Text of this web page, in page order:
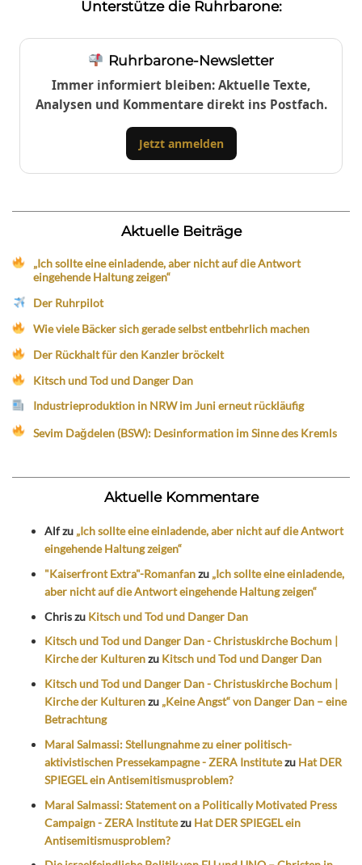
Unterstütze die Ruhrbarone:
Ruhrbarone-Newsletter
Immer informiert bleiben: Aktuelle Texte,
Analysen und Kommentare direkt ins Postfach.
Jetzt anmelden
Aktuelle Beiträge
„Ich sollte eine einladende, aber nicht auf die Antwort
eingehende Haltung zeigen“
Der Ruhrpilot
Wie viele Bäcker sich gerade selbst entbehrlich machen
Der Rückhalt für den Kanzler bröckelt
Kitsch und Tod und Danger Dan
Industrieproduktion in NRW im Juni erneut rückläufig
Sevim Dağdelen (BSW): Desinformation im Sinne des Kremls
Aktuelle Kommentare
Alfzu „Ich sollte eine einladende, aber nicht auf die Antwort
eingehende Haltung zeigen“
"Kaiserfront Extra"-Romanfanzu „Ich sollte eine einladende,
aber nicht auf die Antwort eingehende Haltung zeigen“
Chriszu Kitsch und Tod und Danger Dan
Kitsch und Tod und Danger Dan - Christuskirche Bochum |
Kirche der Kulturenzu Kitsch und Tod und Danger Dan
Kitsch und Tod und Danger Dan - Christuskirche Bochum |
Kirche der Kulturenzu „Keine Angst“ von Danger Dan – eine
Betrachtung
Maral Salmassi: Stellungnahme zu einer politisch-
aktivistischen Pressekampagne - ZERA Institutezu Hat DER
SPIEGEL ein Antisemitismusproblem?
Maral Salmassi: Statement on a Politically Motivated Press
Campaign - ZERA Institutezu Hat DER SPIEGEL ein
Antisemitismusproblem?